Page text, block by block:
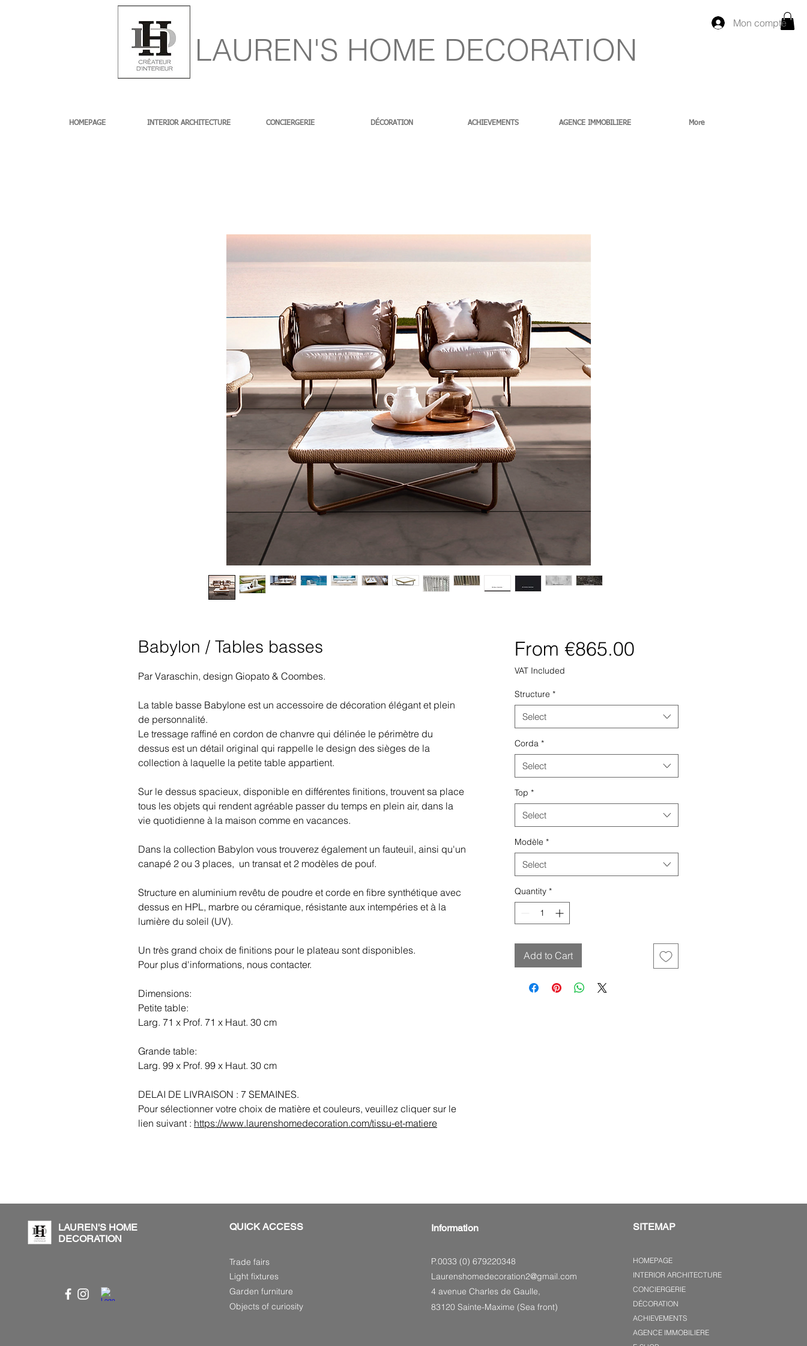
Mon compte
LAUREN'S HOME DECORATION
HOMEPAGE INTERIOR ARCHITECTURE CONCIERGERIE DÉCORATION ACHIEVEMENTS AGENCE IMMOBILIERE More
Babylon / Tables basses
Par Varaschin, design Giopato & Coombes.
La table basse Babylone est un accessoire de décoration élégant et plein
de personnalité.
Le tressage raffiné en cordon de chanvre qui délinée le périmètre du
dessus est un détail original qui rappelle le design des sièges de la
collection à laquelle la petite table appartient.
Sur le dessus spacieux, disponible en différentes finitions, trouvent sa place
tous les objets qui rendent agréable passer du temps en plein air, dans la
vie quotidienne à la maison comme en vacances.
Dans la collection Babylon vous trouverez également un fauteuil, ainsi qu'un
canapé 2 ou 3 places, un transat et 2 modèles de pouf.
Structure en aluminium revêtu de poudre et corde en fibre synthétique avec
dessus en HPL, marbre ou céramique, résistante aux intempéries et à la
lumière du soleil (UV).
Un très grand choix de finitions pour le plateau sont disponibles.
Pour plus d'informations, nous contacter.
Dimensions:
Petite table:
Larg. 71 x Prof. 71 x Haut. 30 cm
Grande table:
Larg. 99 x Prof. 99 x Haut. 30 cm
DELAI DE LIVRAISON : 7 SEMAINES.
Pour sélectionner votre choix de matière et couleurs, veuillez cliquer sur le
lien suivant : https://www.laurenshomedecoration.com/tissu-et-matiere
From €865.00Sale
VAT Included
Structure *
Select
Corda *
Select
Top *
Select
Modèle *
Select
Quantity *
Add to Cart
LAUREN'S HOME
DECORATION
QUICK ACCESS
Trade fairs
Light fixtures
Garden furniture
Objects of curiosity
Information
P.0033 (0) 679220348
Laurenshomedecoration2@gmail.com
4 avenue Charles de Gaulle,
83120 Sainte-Maxime (Sea front)
SITEMAP
HOMEPAGE
INTERIOR ARCHITECTURE
CONCIERGERIE
DÉCORATION
ACHIEVEMENTS
AGENCE IMMOBILIERE